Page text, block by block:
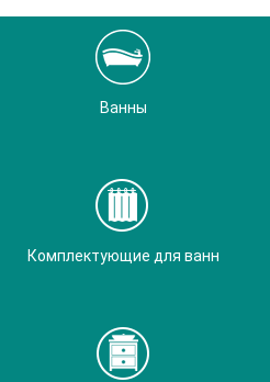
Ванны
Комплектующие для ванн